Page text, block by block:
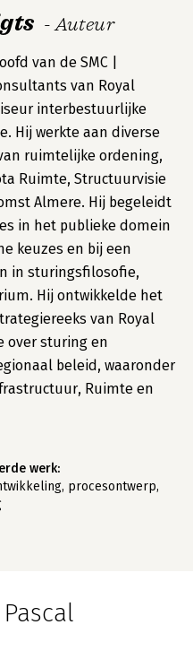
- Auteur
van de SMC |
van Royal
interbestuurlijke
Hij werkte aan diverse
ruimtelijke ordening,
Ruimte, Structuurvisie
Almere. Hij begeleidt
in het publieke domein
keuzes en bij een
in sturingsfilosofie,
Hij ontwikkelde het
van Royal
over sturing en
beleid, waaronder
Ruimte en
werk:
procesontwerp,